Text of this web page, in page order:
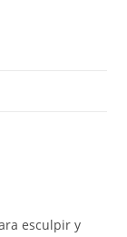
esculpir y